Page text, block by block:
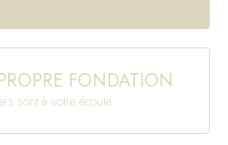
FONDATION
sont à votre écoute